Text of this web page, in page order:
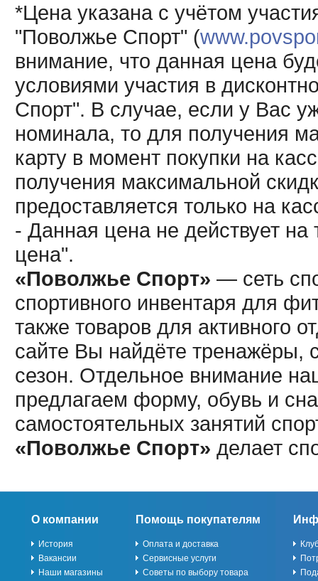
*Цена указана с учётом
"Поволжье Спорт" (
внимание, что данная цена
условиями участия в
Спорт". В случае, если у Вас
номинала, то для получения
карту в момент покупки на
получения максимальной
предоставляется только на
- Данная цена не действует
цена".
«Поволжье Спорт» — сеть
спортивного инвентаря для
также товаров для активного
сайте Вы найдёте тренажёры,
сезон. Отдельное внимание
предлагаем форму, обувь и
самостоятельных занятий
«Поволжье Спорт» делает
О компании
История
Вакансии
Наши магазины
Помощь покупателям
Оплата и доставка
Сервисные услуги
Советы по выбору товара